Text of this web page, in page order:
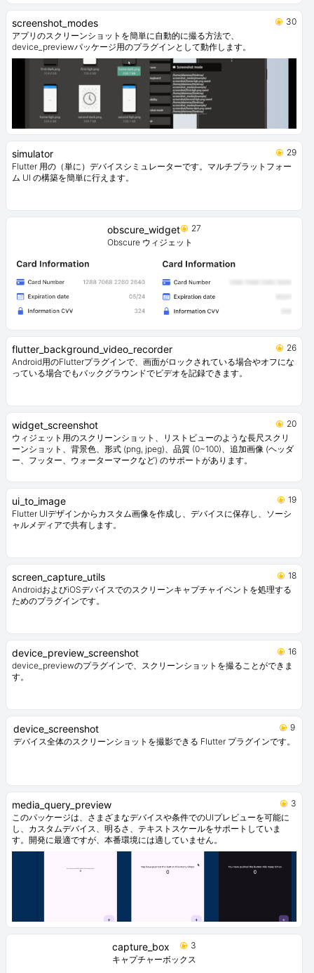
screenshot_modes
30
アプリのスクリーンショットを簡単に自動的に撮る方法で、
device_previewパッケージ用のプラグインとして動作します。
simulator
29
Flutter 用の（単に）デバイスシミュレーターです。マルチプラットフォー
ム UI の構築を簡単に行えます。
obscure_widget
27
Obscure ウィジェット
flutter_background_video_recorder
26
Android用のFlutterプラグインで、画面がロックされている場合やオフにな
っている場合でもバックグラウンドでビデオを記録できます。
widget_screenshot
20
ウィジェット用のスクリーンショット、リストビューのような長尺スクリ
ーンショット、背景色、形式 (png, jpeg)、品質 (0~100)、追加画像 (ヘッダ
ー、フッター、ウォーターマークなど) のサポートがあります。
ui_to_image
19
Flutter UIデザインからカスタム画像を作成し、デバイスに保存し、ソーシ
ャルメディアで共有します。
screen_capture_utils
18
AndroidおよびiOSデバイスでのスクリーンキャプチャイベントを処理する
ためのプラグインです。
device_preview_screenshot
16
device_previewのプラグインで、スクリーンショットを撮ることができま
す。
device_screenshot
9
デバイス全体のスクリーンショットを撮影できる Flutter プラグインです。
media_query_preview
3
このパッケージは、さまざまなデバイスや条件でのUIプレビューを可能に
し、カスタムデバイス、明るさ、テキストスケールをサポートしていま
す。開発に最適ですが、本番環境には適していません。
capture_box
3
キャプチャーボックス